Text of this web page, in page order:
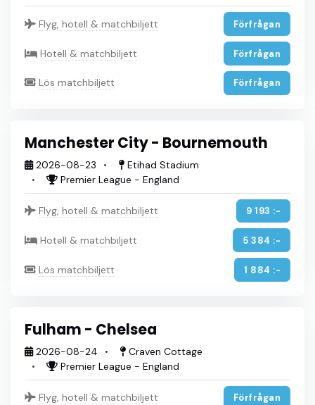
Flyg, hotell & matchbiljett Förfrågan
Hotell & matchbiljett Förfrågan
Lös matchbiljett Förfrågan
Manchester City - Bournemouth
2026-08-23
Etihad Stadium
Premier League - England
Flyg, hotell & matchbiljett 9 193 :-
Hotell & matchbiljett 5 384 :-
Lös matchbiljett 1 884 :-
Fulham - Chelsea
2026-08-24
Craven Cottage
Premier League - England
Flyg, hotell & matchbiljett Förfrågan